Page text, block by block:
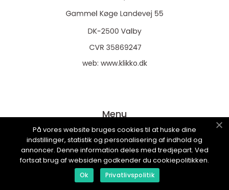
web: www.klikko.dk
Menu
Reklame
Om oss
Cookies
På vores website bruges cookies til at huske dine
indstillinger, statistik og personalisering af indhold og
annoncer. Denne information deles med tredjepart. Ved
fortsat brug af websiden godkender du cookiepolitikken.
Ok Privatlivspolitik